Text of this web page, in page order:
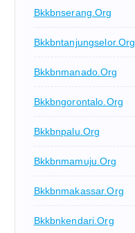
Bkkbnserang.org
Bkkbntanjungselor.org
Bkkbnmanado.org
Bkkbngorontalo.org
Bkkbnpalu.org
Bkkbnmamuju.org
Bkkbnmakassar.org
Bkkbnkendari.org